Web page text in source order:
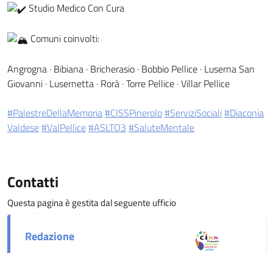
Studio Medico Con Cura
Comuni coinvolti:
Angrogna · Bibiana · Bricherasio · Bobbio Pellice · Luserna San
Giovanni · Lusernetta · Rorà · Torre Pellice · Villar Pellice
#PalestreDellaMemoria#CISSPinerolo#ServiziSociali #Diaconia
Valdese#ValPellice#ASLTO3 #SaluteMentale
Contatti
Questa pagina è gestita dal seguente ufficio
Redazione